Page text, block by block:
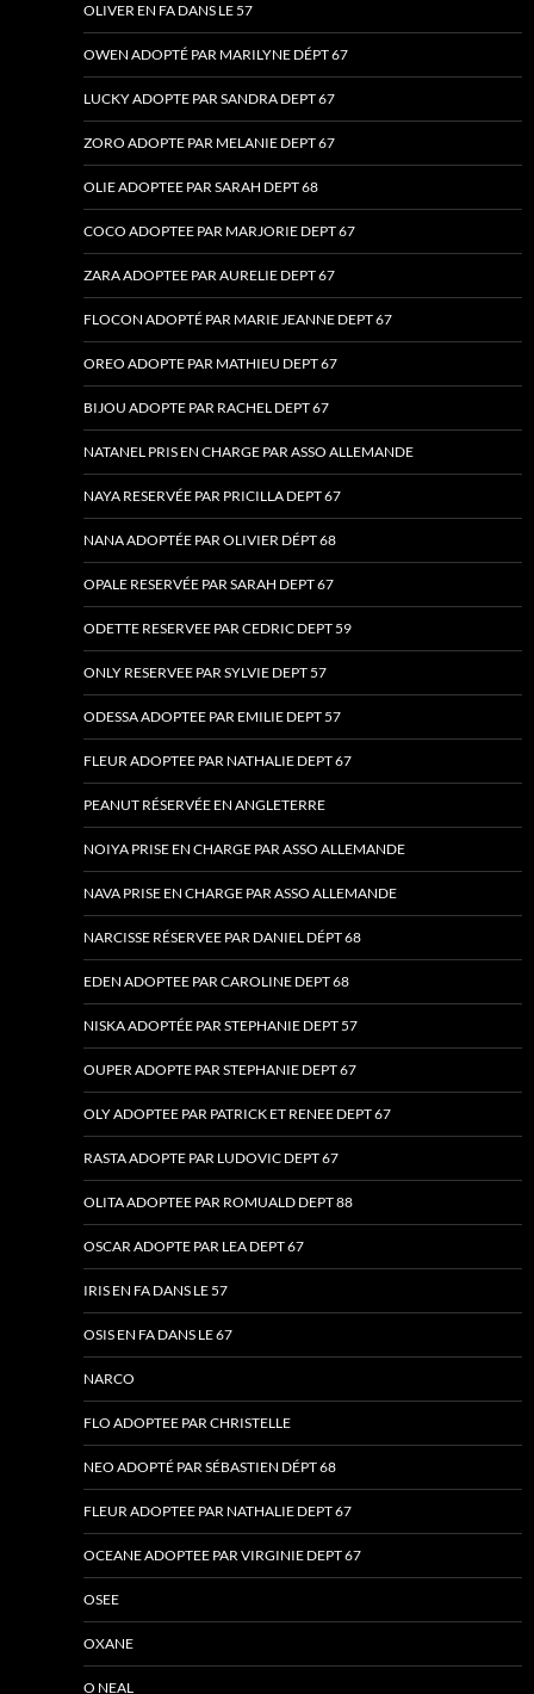
OLIVER EN FA DANS LE 57
OWEN ADOPTÉ PAR MARILYNE DÉPT 67
LUCKY ADOPTE PAR SANDRA DEPT 67
ZORO ADOPTE PAR MELANIE DEPT 67
OLIE ADOPTEE PAR SARAH DEPT 68
COCO ADOPTEE PAR MARJORIE DEPT 67
ZARA ADOPTEE PAR AURELIE DEPT 67
FLOCON ADOPTÉ PAR MARIE JEANNE DEPT 67
OREO ADOPTE PAR MATHIEU DEPT 67
BIJOU ADOPTE PAR RACHEL DEPT 67
NATANEL PRIS EN CHARGE PAR ASSO ALLEMANDE
NAYA RESERVÉE PAR PRICILLA DEPT 67
NANA ADOPTÉE PAR OLIVIER DÉPT 68
OPALE RESERVÉE PAR SARAH DEPT 67
ODETTE RESERVEE PAR CEDRIC DEPT 59
ONLY RESERVEE PAR SYLVIE DEPT 57
ODESSA ADOPTEE PAR EMILIE DEPT 57
FLEUR ADOPTEE PAR NATHALIE DEPT 67
PEANUT RÉSERVÉE EN ANGLETERRE
NOIYA PRISE EN CHARGE PAR ASSO ALLEMANDE
NAVA PRISE EN CHARGE PAR ASSO ALLEMANDE
NARCISSE RÉSERVEE PAR DANIEL DÉPT 68
EDEN ADOPTEE PAR CAROLINE DEPT 68
NISKA ADOPTÉE PAR STEPHANIE DEPT 57
OUPER ADOPTE PAR STEPHANIE DEPT 67
OLY ADOPTEE PAR PATRICK ET RENEE DEPT 67
RASTA ADOPTE PAR LUDOVIC DEPT 67
OLITA ADOPTEE PAR ROMUALD DEPT 88
OSCAR ADOPTE PAR LEA DEPT 67
IRIS EN FA DANS LE 57
OSIS EN FA DANS LE 67
NARCO
FLO ADOPTEE PAR CHRISTELLE
NEO ADOPTÉ PAR SÉBASTIEN DÉPT 68
FLEUR ADOPTEE PAR NATHALIE DEPT 67
OCEANE ADOPTEE PAR VIRGINIE DEPT 67
OSEE
OXANE
O NEAL